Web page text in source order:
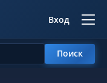
Вход
Поиск